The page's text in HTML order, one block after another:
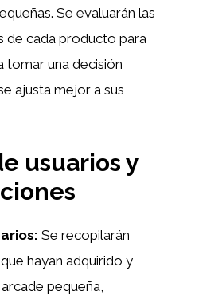
Se evaluarán las
de cada producto para
tomar una decisión
ajusta mejor a sus
usuarios y
Se recopilarán
hayan adquirido y
pequeña,